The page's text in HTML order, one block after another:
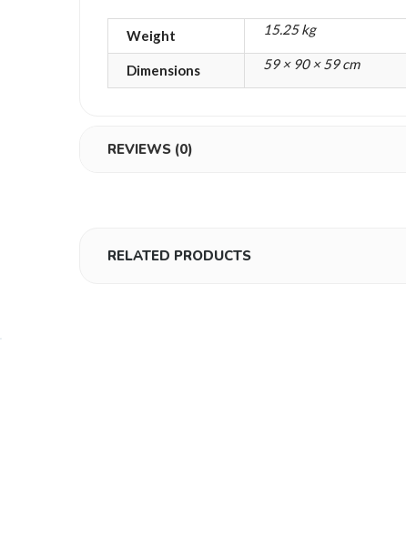
Weight 15.25 kg
Dimensions 59 × 90 × 59 cm
REVIEWS (0)
RELATED PRODUCTS